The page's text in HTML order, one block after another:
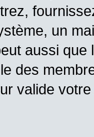
un
aussi
des
valide